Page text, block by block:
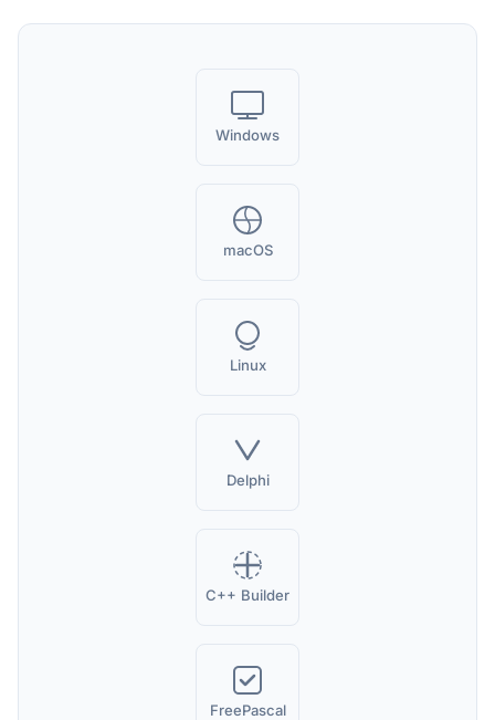
Windows
macOS
Linux
Delphi
C++ Builder
FreePascal